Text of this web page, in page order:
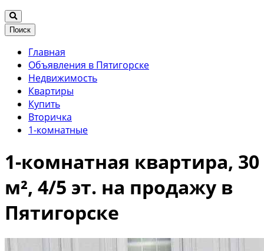
Поиск
Главная
Объявления в Пятигорске
Недвижимость
Квартиры
Купить
Вторичка
1-комнатные
1-комнатная квартира, 30
м², 4/5 эт. на продажу в
Пятигорске